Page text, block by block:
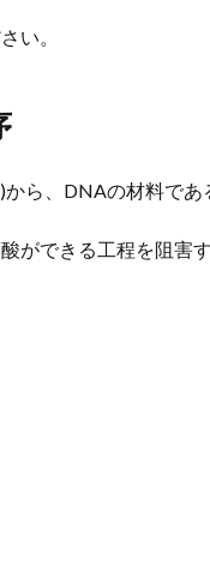
い。
ら、DNAの材料であ
ができる工程を阻害